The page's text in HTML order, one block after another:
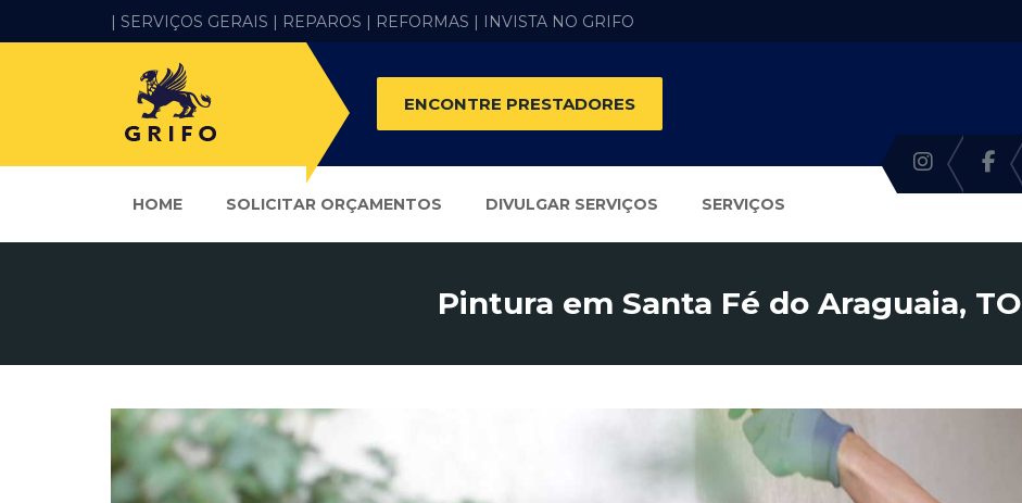
| SERVIÇOS GERAIS | REPAROS | REFORMAS | INVISTA NO GRIFO
ENCONTRE PRESTADORES
HOME SOLICITAR ORÇAMENTOS DIVULGAR SERVIÇOS SERVIÇOS
Pintura em Santa Fé do Araguaia, TO